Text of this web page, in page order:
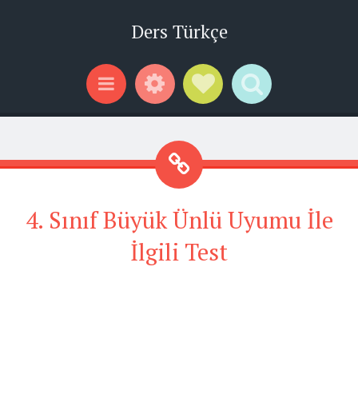
Ders Türkçe
Menu WidgetsSocial Links
Search
4. Sınıf Büyük Ünlü Uyumu İle
İlgili Test